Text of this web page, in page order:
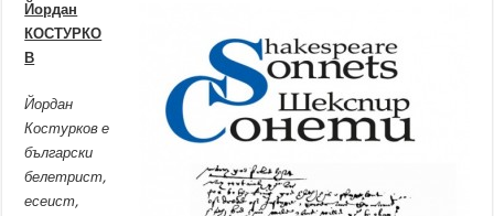
Йордан
КОСТУРКО
В
Йордан
Костурков е
български
белетрист,
есеист,